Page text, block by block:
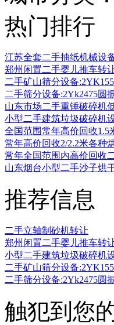
热门排行
江苏全套二手抽纸机械设
郑州闲置二手婴儿推车转
二手矿山筛分设备
二手筛分设备:2Yk2475圆
山东市场二手重锤破碎机
小型二手建筑垃圾破碎机
全国范围常年高价回收1.5
常年高价回收2/2.2米各种
常年全国范围内高价回收
山东烟台小型二手沙子烘
推荐信息
二手立轴制砂机转让
郑州闲置二手婴儿推车转
小型二手建筑垃圾破碎机
二手矿山筛分设备
二手筛分设备:2Yk2475圆
触犯到您